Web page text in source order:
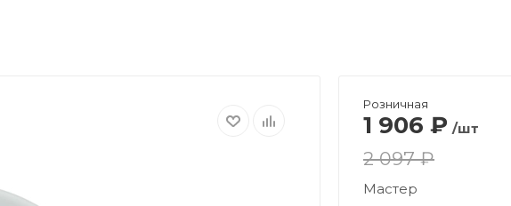
Розничная
1 906 ₽ /шт
2 097 ₽
Мастер